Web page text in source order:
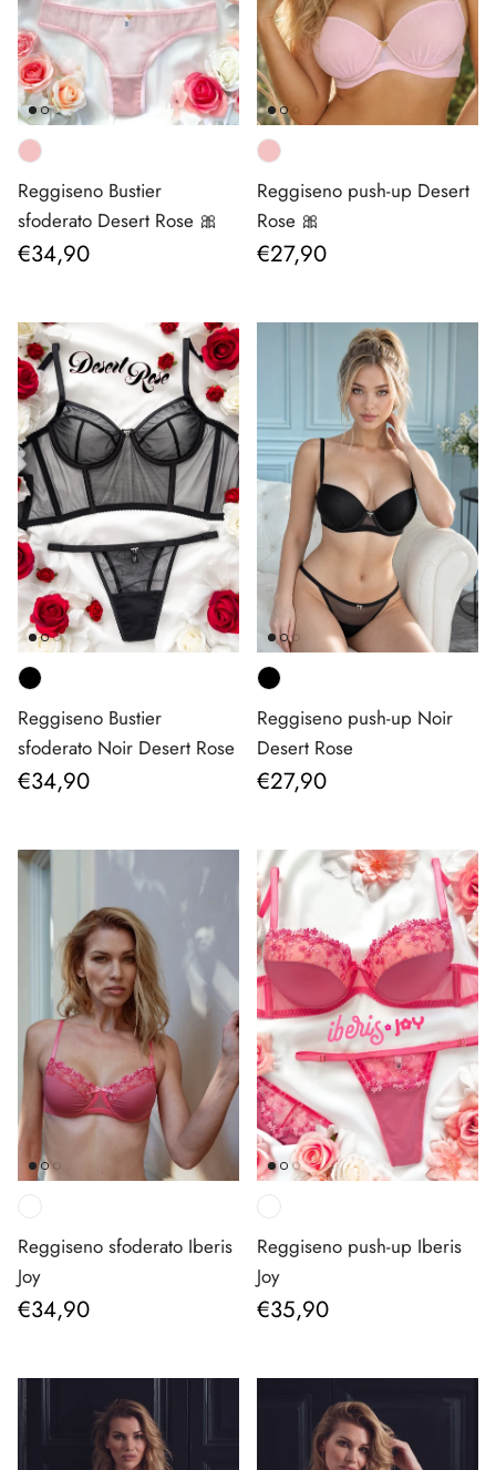
Reggiseno Bustier
sfoderato Desert Rose 🎀
Prezzo normale
€34,90
Reggiseno push-up Desert
Rose 🎀
Prezzo normale
€27,90
Reggiseno Bustier
sfoderato Noir Desert Rose
Prezzo normale
€34,90
Reggiseno push-up Noir
Desert Rose
Prezzo normale
€27,90
Reggiseno sfoderato Iberis
Joy
Prezzo normale
€34,90
Reggiseno push-up Iberis
Joy
Prezzo normale
€35,90